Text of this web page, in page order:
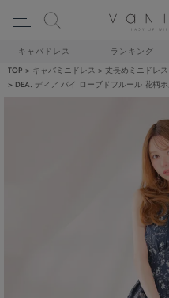
キャバドレス ランキング
TOP キャバミニドレス
丈長めミニドレス
DEA. ディア バイ ローブドフルール 花柄